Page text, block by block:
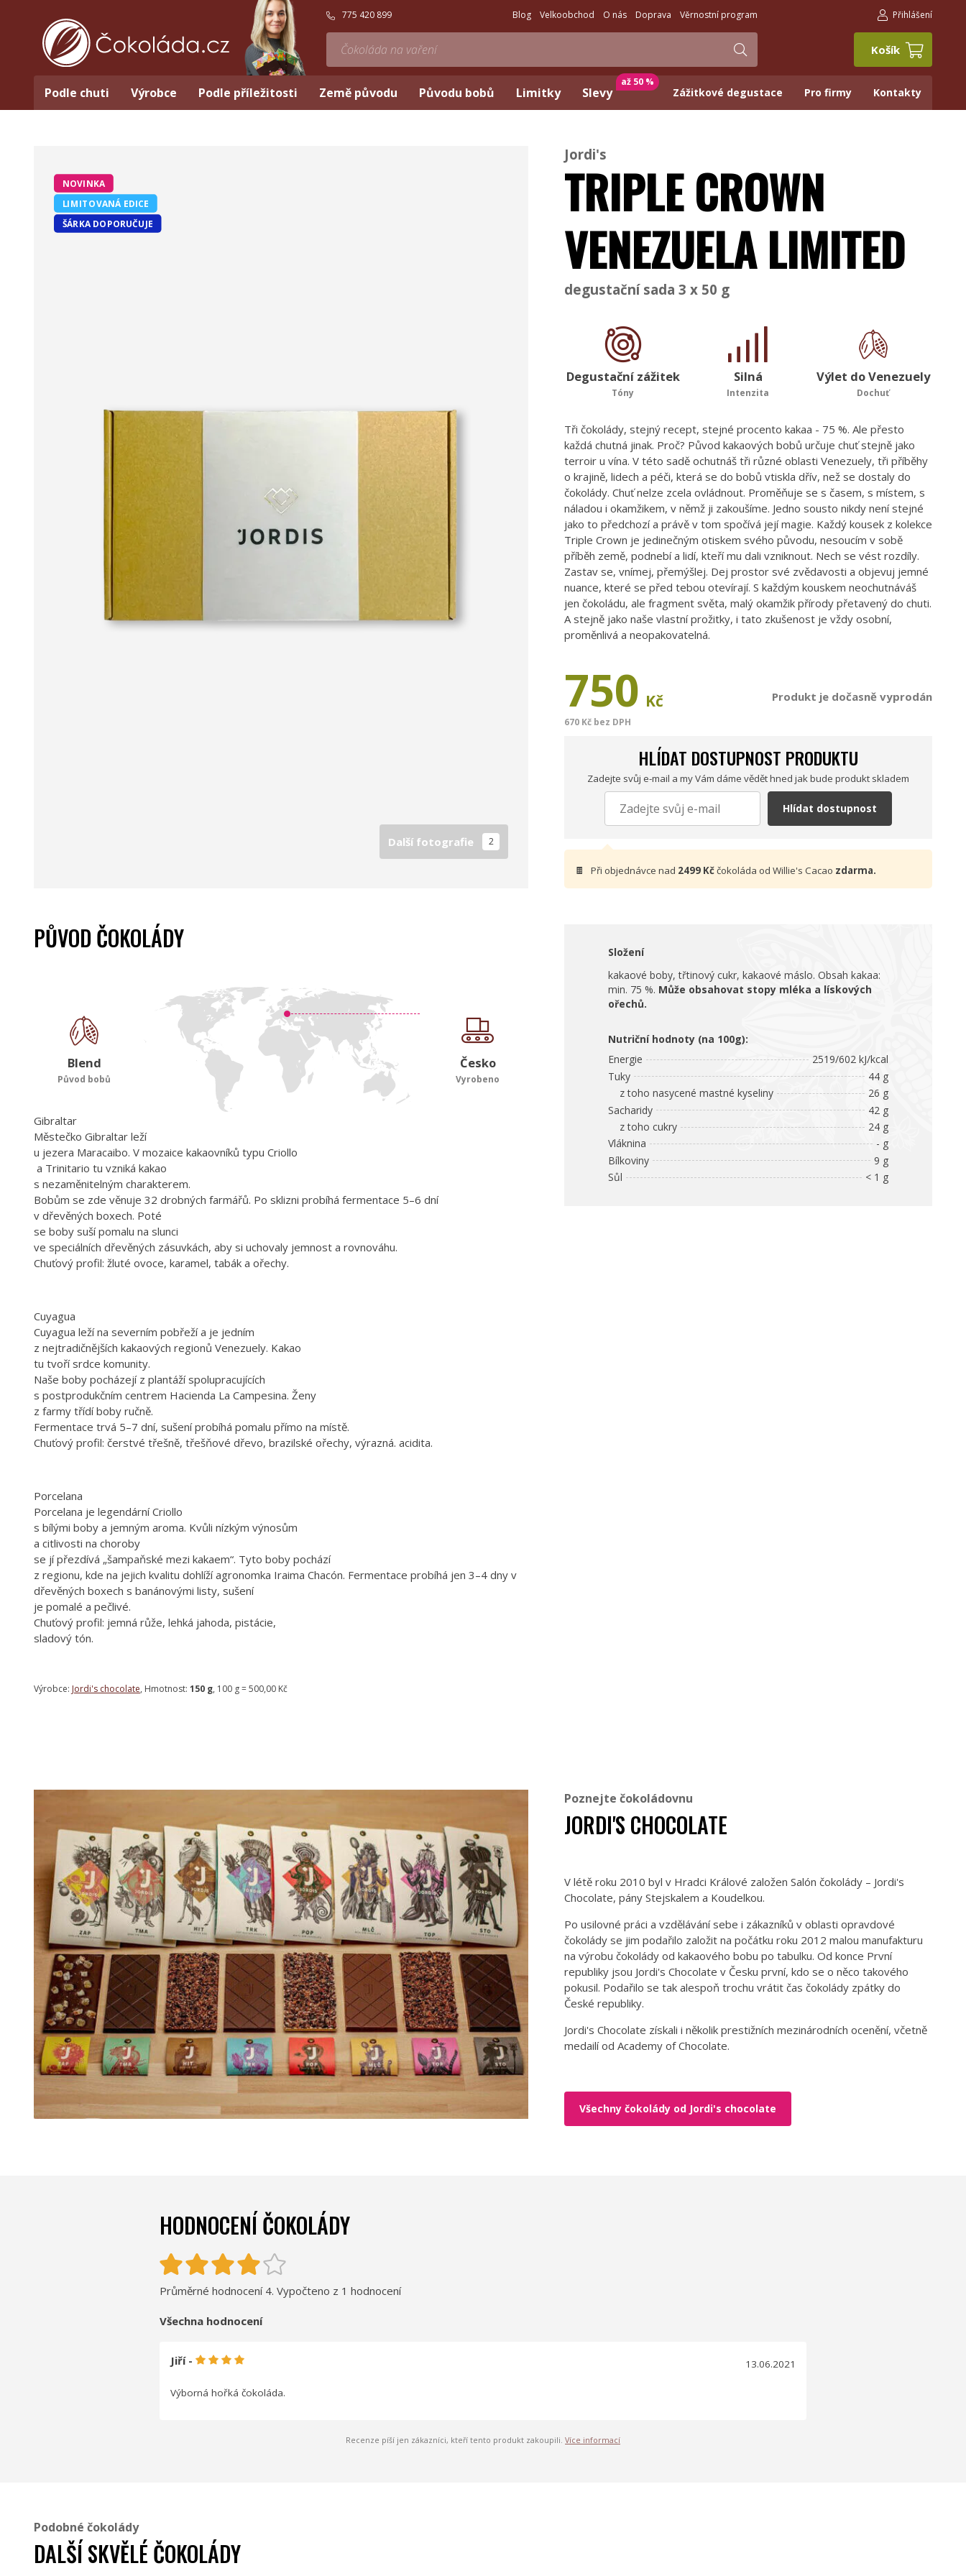
775 420 899 Blog Velkoobchod O nás Doprava Věrnostní program Přihlášení
Košík
Podle chuti Výrobce Podle příležitosti Země původu Původu bobů Limitky Slevy
až 50 %
Zážitkové degustace Pro firmy Kontakty
NOVINKA
LIMITOVANÁ EDICE
ŠÁRKA DOPORUČUJE
Další fotografie 2
Jordi's
TRIPLE CROWN
VENEZUELA LIMITED
degustační sada 3 x 50 g
Degustační zážitek
Tóny
Silná
Intenzita
Výlet do Venezuely
Dochuť
Tři čokolády, stejný recept, stejné procento kakaa - 75 %. Ale přesto
každá chutná jinak. Proč? Původ kakaových bobů určuje chuť stejně jako
terroir u vína. V této sadě ochutnáš tři různé oblasti Venezuely, tři příběhy
o krajině, lidech a péči, která se do bobů vtiskla dřív, než se dostaly do
čokolády. Chuť nelze zcela ovládnout. Proměňuje se s časem, s místem, s
náladou i okamžikem, v němž ji zakoušíme. Jedno sousto nikdy není stejné
jako to předchozí a právě v tom spočívá její magie. Každý kousek z kolekce
Triple Crown je jedinečným otiskem svého původu, nesoucím v sobě
příběh země, podnebí a lidí, kteří mu dali vzniknout. Nech se vést rozdíly.
Zastav se, vnímej, přemýšlej. Dej prostor své zvědavosti a objevuj jemné
nuance, které se před tebou otevírají. S každým kouskem neochutnáváš
jen čokoládu, ale fragment světa, malý okamžik přírody přetavený do chuti.
A stejně jako naše vlastní prožitky, i tato zkušenost je vždy osobní,
proměnlivá a neopakovatelná.
750 Kč
670 Kč bez DPH
Produkt je dočasně vyprodán
HLÍDAT DOSTUPNOST PRODUKTU
Zadejte svůj e-mail a my Vám dáme vědět hned jak bude produkt skladem
Hlídat dostupnost
🍫 Při objednávce nad 2499 Kččokoláda od Willie's Cacao zdarma.
PŮVOD ČOKOLÁDY
Blend
Původ bobů
Česko
Vyrobeno
Gibraltar
Městečko Gibraltar leží
u jezera Maracaibo. V mozaice kakaovníků typu Criollo
a Trinitario tu vzniká kakao
s nezaměnitelným charakterem.
Bobům se zde věnuje 32 drobných farmářů. Po sklizni probíhá fermentace 5–6 dní
v dřevěných boxech. Poté
se boby suší pomalu na slunci
ve speciálních dřevěných zásuvkách, aby si uchovaly jemnost a rovnováhu.
Chuťový profil: žluté ovoce, karamel, tabák a ořechy.
Cuyagua
Cuyagua leží na severním pobřeží a je jedním
z nejtradičnějších kakaových regionů Venezuely. Kakao
tu tvoří srdce komunity.
Naše boby pocházejí z plantáží spolupracujících
s postprodukčním centrem Hacienda La Campesina. Ženy
z farmy třídí boby ručně.
Fermentace trvá 5–7 dní, sušení probíhá pomalu přímo na místě.
Chuťový profil: čerstvé třešně, třešňové dřevo, brazilské ořechy, výrazná. acidita.
Porcelana
Porcelana je legendární Criollo
s bílými boby a jemným aroma. Kvůli nízkým výnosům
a citlivosti na choroby
se jí přezdívá „šampaňské mezi kakaem“. Tyto boby pochází
z regionu, kde na jejich kvalitu dohlíží agronomka Iraima Chacón. Fermentace probíhá jen 3–4 dny v
dřevěných boxech s banánovými listy, sušení
je pomalé a pečlivé.
Chuťový profil: jemná růže, lehká jahoda, pistácie,
sladový tón.
Výrobce: Jordi's chocolate, Hmotnost: 150 g, 100 g = 500,00 Kč
Složení
kakaové boby, třtinový cukr, kakaové máslo. Obsah kakaa:
min. 75 %. Může obsahovat stopy mléka a lískových
ořechů.
Nutriční hodnoty (na 100g):
Energie
2519/602 kJ/kcal
Tuky
44 g
z toho nasycené mastné kyseliny
26 g
Sacharidy
42 g
z toho cukry
24 g
Vláknina
- g
Bílkoviny
9 g
Sůl
< 1 g
Poznejte čokoládovnu
JORDI'S CHOCOLATE
V létě roku 2010 byl v Hradci Králové založen Salón čokolády – Jordi's
Chocolate, pány Stejskalem a Koudelkou.
Po usilovné práci a vzdělávání sebe i zákazníků v oblasti opravdové
čokolády se jim podařilo založit na počátku roku 2012 malou manufakturu
na výrobu čokolády od kakaového bobu po tabulku. Od konce První
republiky jsou Jordi's Chocolate v Česku první, kdo se o něco takového
pokusil. Podařilo se tak alespoň trochu vrátit čas čokolády zpátky do
České republiky.
Jordi's Chocolate získali i několik prestižních mezinárodních ocenění, včetně
medailí od Academy of Chocolate.
Všechny čokolády od Jordi's chocolate
HODNOCENÍ ČOKOLÁDY
Průměrné hodnocení 4. Vypočteno z 1 hodnocení
Všechna hodnocení
Jiří - 13.06.2021
Výborná hořká čokoláda.
Recenze píší jen zákazníci, kteří tento produkt zakoupili. Více informací
Podobné čokolády
DALŠÍ SKVĚLÉ ČOKOLÁDY